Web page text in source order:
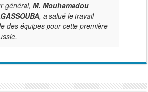
général, M. Mouhamadou
, a salué le travail
des équipes pour cette première